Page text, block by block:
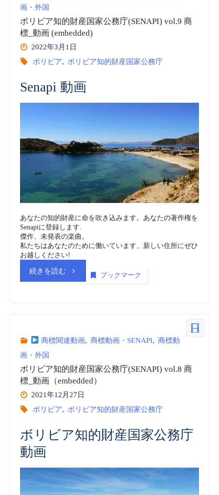
(embedded)”
的
公
庁
vol.10
商
標
画
画・外国
ボリビア知的財産国家公務庁(SENAPI) vol.9 商
標_動画 (embedded)
2022年3月1日
ボリビア, ボリビア知的財産国家公務庁
Senapi 動画
あなたの知的財産に命を吹き込みます。あなたの著作権を
Senapiに登録します.
傑作、未発表の楽曲。
私たちはあなたのために働いています。新しい住所にぜひ
お越しください!
続きを読む“ボ
ア
的
家
公
ブックマーク
商標関連動画, 商標動画・SENAPI, 商標動
画・外国
ボリビア知的財産国家公務庁(SENAPI) vol.8 商
標_動画（embedded）
2021年12月27日
ボリビア, ボリビア知的財産国家公務庁
ボリビア知的財産国家公務庁
動画